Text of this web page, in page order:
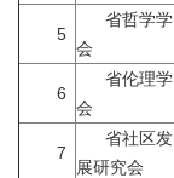
5
省哲学学
会
6
省伦理学
会
7
省社区发
展研究会